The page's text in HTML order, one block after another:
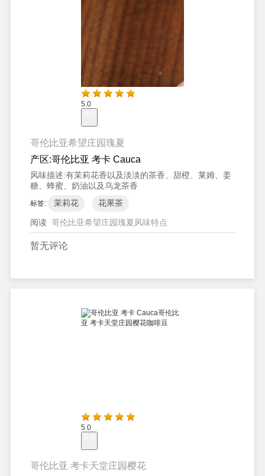
5.0
哥伦比亚希望庄园瑰夏
产区:哥伦比亚 考卡 Cauca
风味描述:有茉莉花香以及淡淡的茶香、甜橙、莱姆、姜
糖、蜂蜜、奶油以及乌龙茶香
标签: 茉莉花 花果茶
阅读 哥伦比亚希望庄园瑰夏风味特点
暂无评论
5.0
哥伦比亚 考卡天堂庄园樱花